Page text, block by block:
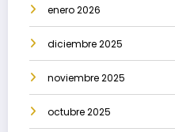
enero 2026
diciembre 2025
noviembre 2025
octubre 2025